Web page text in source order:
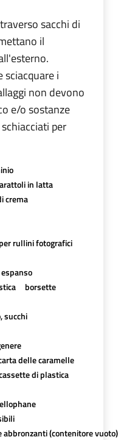
sacchi di
il
i
non devono
e/o sostanze
per
in latta
crema
rullini fotografici
borsette
succhi
delle caramelle
di plastica
abbronzanti (contenitore vuoto)